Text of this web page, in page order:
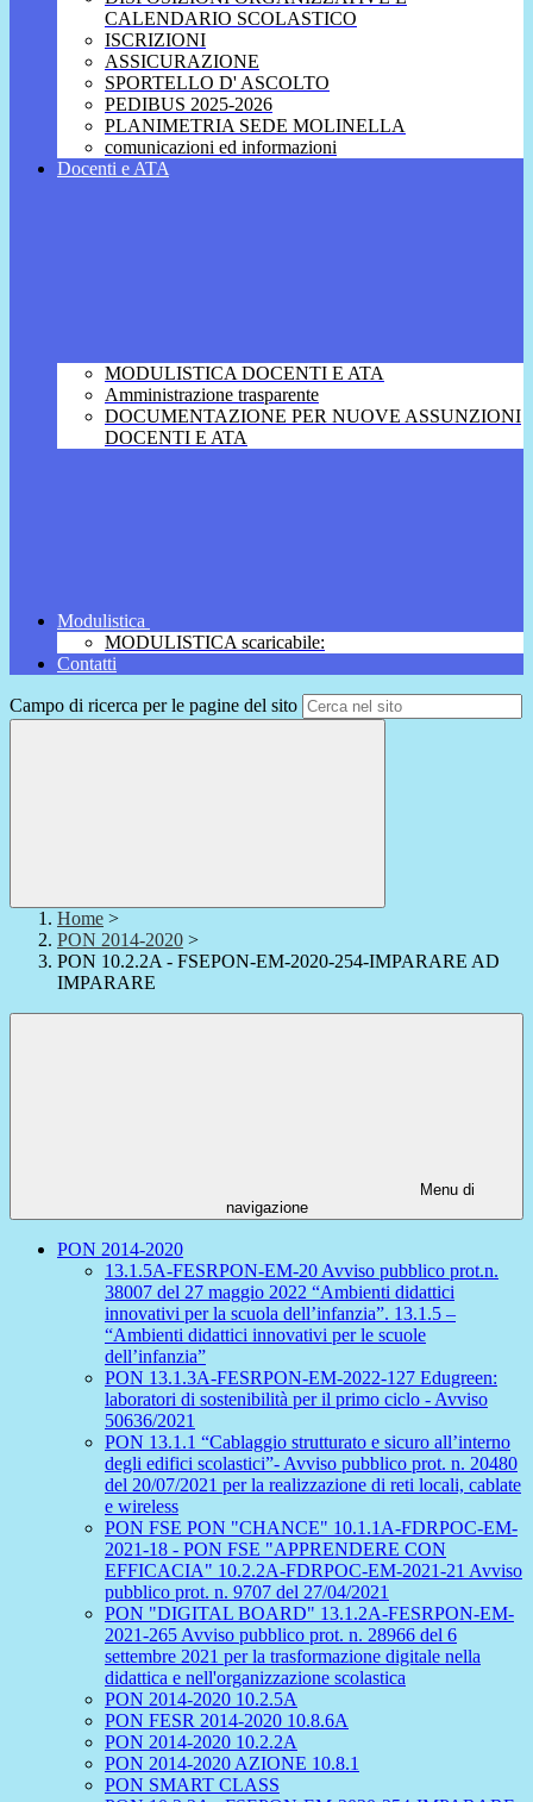
CALENDARIO SCOLASTICO
ISCRIZIONI
ASSICURAZIONE
SPORTELLO D' ASCOLTO
PEDIBUS 2025-2026
PLANIMETRIA SEDE MOLINELLA
comunicazioni ed informazioni
Docenti e ATA
MODULISTICA DOCENTI E ATA
Amministrazione trasparente
DOCUMENTAZIONE PER NUOVE ASSUNZIONI
DOCENTI E ATA
Modulistica
MODULISTICA scaricabile:
Contatti
Campo di ricerca per le pagine del sito
Home >
PON 2014-2020 >
PON 10.2.2A - FSEPON-EM-2020-254-IMPARARE AD
IMPARARE
Menu di
navigazione
PON 2014-2020
13.1.5A-FESRPON-EM-20 Avviso pubblico prot.n.
38007 del 27 maggio 2022 “Ambienti didattici
innovativi per la scuola dell’infanzia”. 13.1.5 –
“Ambienti didattici innovativi per le scuole
dell’infanzia”
PON 13.1.3A-FESRPON-EM-2022-127 Edugreen:
laboratori di sostenibilità per il primo ciclo - Avviso
50636/2021
PON 13.1.1 “Cablaggio strutturato e sicuro all’interno
degli edifici scolastici”- Avviso pubblico prot. n. 20480
del 20/07/2021 per la realizzazione di reti locali, cablate
e wireless
PON FSE PON "CHANCE" 10.1.1A-FDRPOC-EM-
2021-18 - PON FSE "APPRENDERE CON
EFFICACIA" 10.2.2A-FDRPOC-EM-2021-21 Avviso
pubblico prot. n. 9707 del 27/04/2021
PON "DIGITAL BOARD" 13.1.2A-FESRPON-EM-
2021-265 Avviso pubblico prot. n. 28966 del 6
settembre 2021 per la trasformazione digitale nella
didattica e nell'organizzazione scolastica
PON 2014-2020 10.2.5A
PON FESR 2014-2020 10.8.6A
PON 2014-2020 10.2.2A
PON 2014-2020 AZIONE 10.8.1
PON SMART CLASS